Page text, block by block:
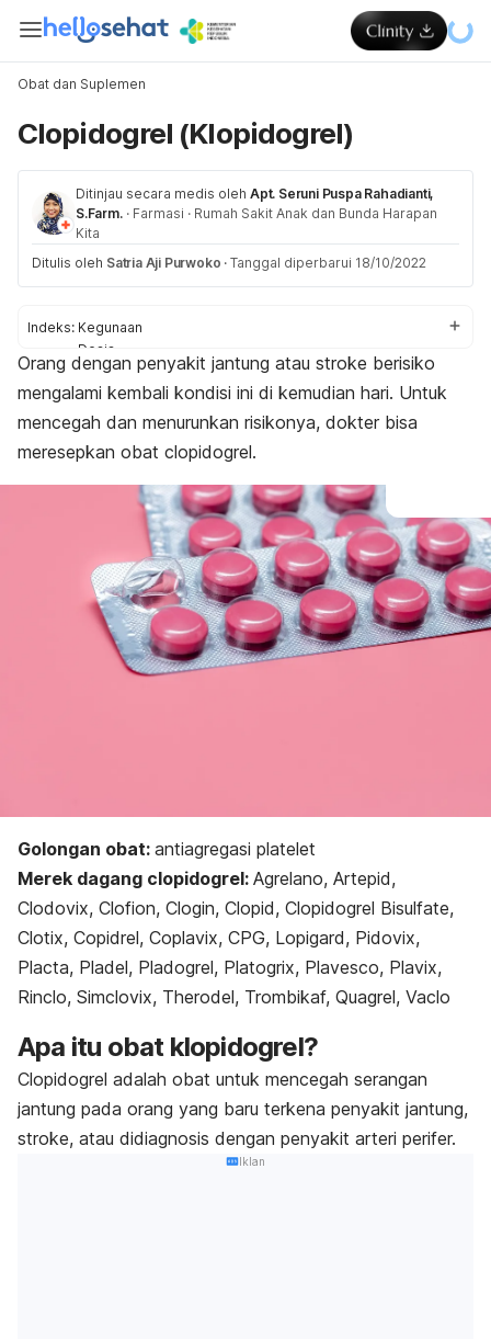
Obat dan Suplemen
Clopidogrel (Klopidogrel)
Ditinjau secara medis oleh Apt. Seruni Puspa Rahadianti,
S.Farm. · Farmasi · Rumah Sakit Anak dan Bunda Harapan
Kita
Ditulis oleh Satria Aji Purwoko · Tanggal diperbarui 18/10/2022
Indeks: Kegunaan
Dosis
Aturan pakai
Efek samping
Peringatan dan perhatian
Efek pada ibu hamil dan menyusui
Interaksi obat
Orang dengan penyakit jantung atau stroke berisiko
mengalami kembali kondisi ini di kemudian hari. Untuk
mencegah dan menurunkan risikonya, dokter bisa
meresepkan obat clopidogrel.
Golongan obat: antiagregasi platelet
Merek dagang clopidogrel: Agrelano, Artepid,
Clodovix, Clofion, Clogin, Clopid, Clopidogrel Bisulfate,
Clotix, Copidrel, Coplavix, CPG, Lopigard, Pidovix,
Placta, Pladel, Pladogrel, Platogrix, Plavesco, Plavix,
Rinclo, Simclovix, Therodel, Trombikaf, Quagrel, Vaclo
Apa itu obat klopidogrel?
Clopidogrel adalah obat untuk mencegah serangan
jantung pada orang yang baru terkena penyakit jantung,
stroke, atau didiagnosis dengan penyakit arteri perifer.
Iklan